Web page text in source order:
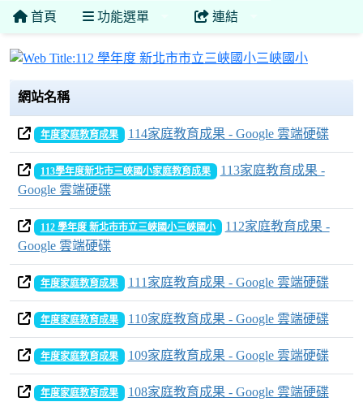
首頁 功能選單 連結
112 學年
網站名稱
年度家庭教育成果 114家庭教育成果 - Google 雲端硬碟
113學年度新北市三峽國小家庭教育成果
113家庭教育成果 -
Google 雲端硬碟
112 學年度 新北市市立三峽國小三峽國小
112家庭教育成果 -
Google 雲端硬碟
年度家庭教育成果 111家庭教育成果 - Google 雲端硬碟
年度家庭教育成果 110家庭教育成果 - Google 雲端硬碟
年度家庭教育成果 109家庭教育成果 - Google 雲端硬碟
年度家庭教育成果 108家庭教育成果 - Google 雲端硬碟